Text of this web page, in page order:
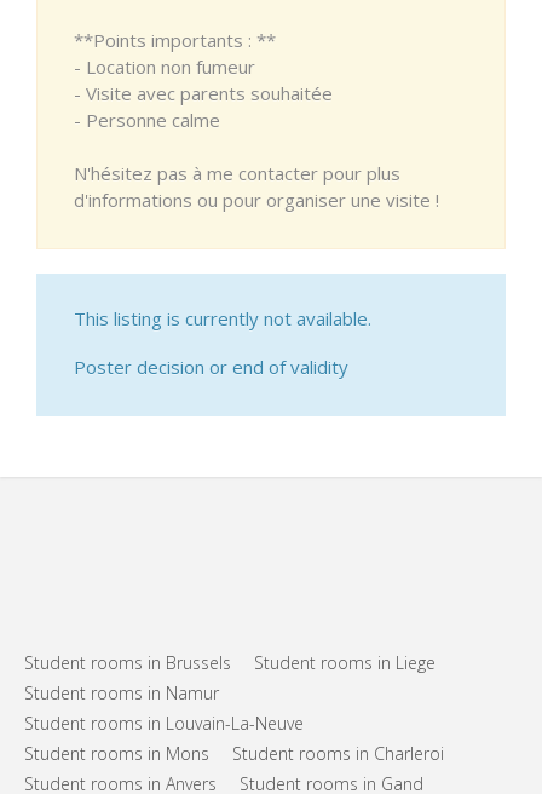
**Points importants : **
- Location non fumeur
- Visite avec parents souhaitée
- Personne calme
N'hésitez pas à me contacter pour plus
d'informations ou pour organiser une visite !
This listing is currently not available.
Poster decision or end of validity
Student rooms in Brussels
Student rooms in Liege
Student rooms in Namur
Student rooms in Louvain-La-Neuve
Student rooms in Mons
Student rooms in Charleroi
Student rooms in Anvers
Student rooms in Gand